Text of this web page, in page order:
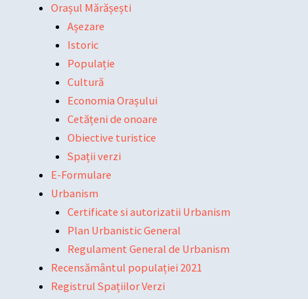
Orașul Mărășești
Așezare
Istoric
Populație
Cultură
Economia Orașului
Cetățeni de onoare
Obiective turistice
Spații verzi
E-Formulare
Urbanism
Certificate si autorizatii Urbanism
Plan Urbanistic General
Regulament General de Urbanism
Recensământul populației 2021
Registrul Spațiilor Verzi